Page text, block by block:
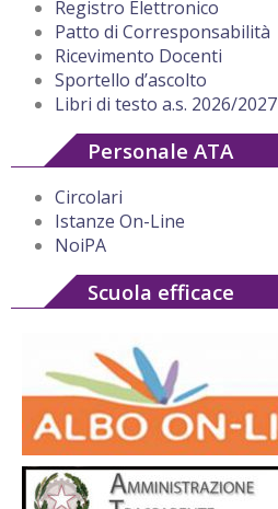
Registro Elettronico
Patto di Corresponsabilità
Ricevimento Docenti
Sportello d’ascolto
Libri di testo a.s. 2026/2027
Personale ATA
Circolari
Istanze On-Line
NoiPA
Scuola efficace